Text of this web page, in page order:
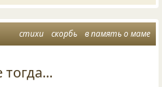
стихи скорбь в память о маме